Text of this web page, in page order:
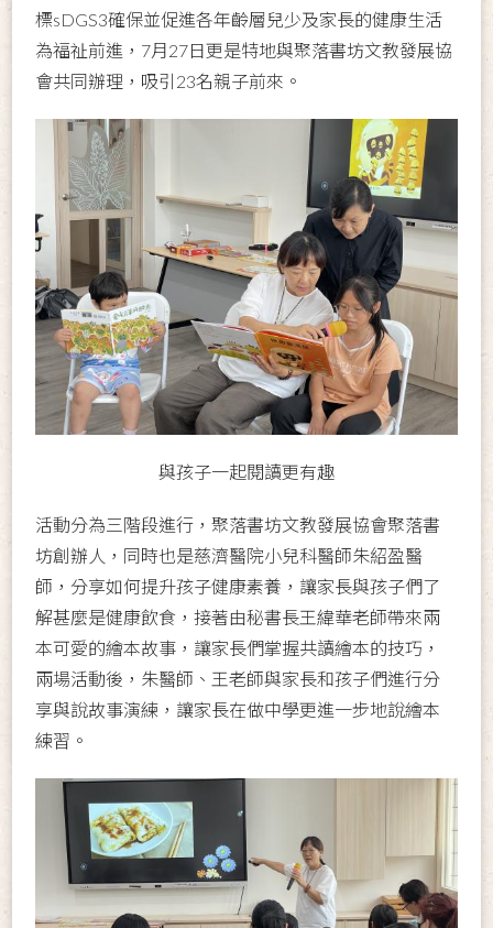
標sDGS3確保並促進各年齡層兒少及家長的健康生活
為福祉前進，7月27日更是特地與聚落書坊文教發展協
會共同辦理，吸引23名親子前來。
與孩子一起閱讀更有趣
活動分為三階段進行，聚落書坊文教發展協會聚落書
坊創辦人，同時也是慈濟醫院小兒科醫師朱紹盈醫
師，分享如何提升孩子健康素養，讓家長與孩子們了
解甚麼是健康飲食，接著由秘書長王緯華老師帶來兩
本可愛的繪本故事，讓家長們掌握共讀繪本的技巧，
兩場活動後，朱醫師、王老師與家長和孩子們進行分
享與說故事演練，讓家長在做中學更進一步地說繪本
練習。